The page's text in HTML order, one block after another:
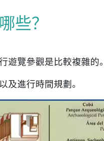
些？
遊覽參觀是比較複雜的。
及進行時間規劃。